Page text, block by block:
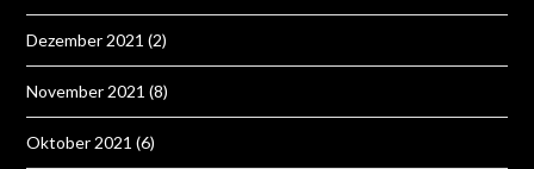
Dezember 2021 (2)
November 2021 (8)
Oktober 2021 (6)